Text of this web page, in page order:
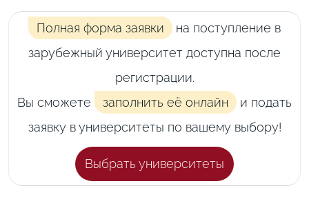
Полная форма заявки
на поступление в
зарубежный университет доступна после
регистрации.
Вы сможете
заполнить её онлайн
и подать
заявку в университеты по вашему выбору!
Выбрать университеты